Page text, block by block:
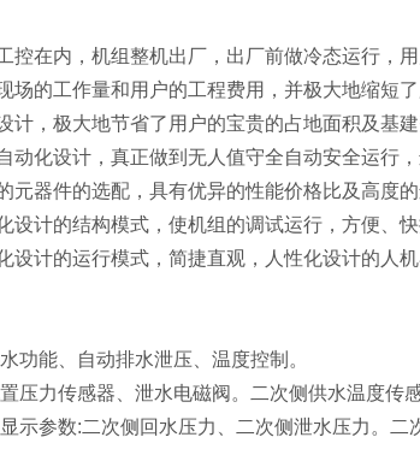
控在内，机组整机出厂，出厂前做冷态运行，
场的工作量和用户的工程费用，并极大地缩短了
计，极大地节省了用户的宝贵的占地面积及基建
动化设计，真正做到无人值守全自动安全运行
元器件的选配，具有优异的性能价格比及高度
设计的结构模式，使机组的调试运行，方便、
设计的运行模式，简捷直观，人性化设计的人
功能、自动排水泄压、温度控制。
压力传感器、泄水电磁阀。二次侧供水温度传
示参数:二次侧回水压力、二次侧泄水压力。二